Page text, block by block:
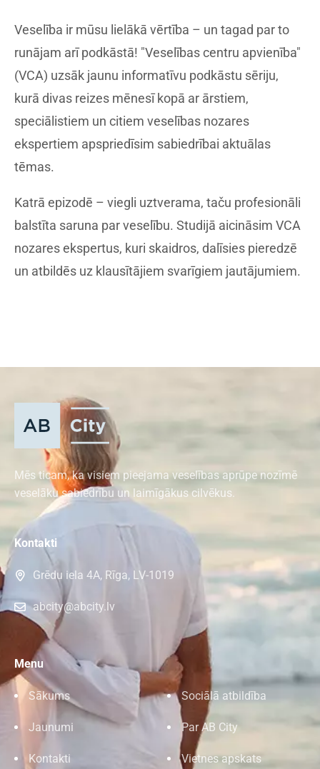
Veselība ir mūsu lielākā vērtība – un tagad par to
runājam arī podkāstā! "Veselības centru apvienība"
(VCA) uzsāk jaunu informatīvu podkāstu sēriju,
kurā divas reizes mēnesī kopā ar ārstiem,
speciālistiem un citiem veselības nozares
ekspertiem apspriedīsim sabiedrībai aktuālas
tēmas.
Katrā epizodē – viegli uztverama, taču profesionāli
balstīta saruna par veselību. Studijā aicināsim VCA
nozares ekspertus, kuri skaidros, dalīsies pieredzē
un atbildēs uz klausītājiem svarīgiem jautājumiem.
Mēs ticam, ka visiem pieejama veselības aprūpe nozīmē
veselāku sabiedrību un laimīgākus cilvēkus.
Kontakti
Grēdu iela 4A, Rīga, LV-1019
abcity@abcity.lv
Menu
Sākums Sociālā atbildība
Jaunumi Par AB City
Kontakti Vietnes apskats